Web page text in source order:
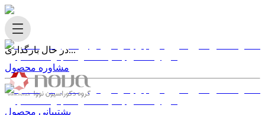
در حال بارگذاری...
مشاوره محصول
پشتیبانی محصول